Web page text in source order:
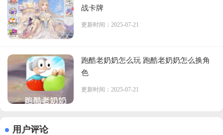
战卡牌
更新时间：2025-07-21
跑酷老奶奶怎么玩 跑酷老奶奶怎么换角
色
更新时间：2025-07-21
用户评论